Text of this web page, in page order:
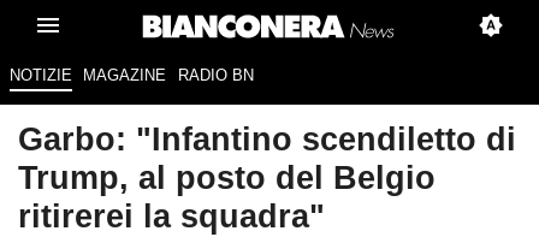
NOTIZIE MAGAZINE RADIO BN
Garbo: "Infantino scendiletto di
Trump, al posto del Belgio
ritirerei la squadra"